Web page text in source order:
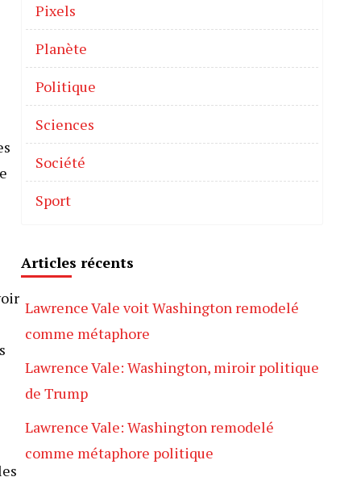
Pixels
Planète
Politique
Sciences
Société
Sport
Articles récents
Lawrence Vale voit Washington remodelé
comme métaphore
Lawrence Vale: Washington, miroir politique
de Trump
Lawrence Vale: Washington remodelé
comme métaphore politique